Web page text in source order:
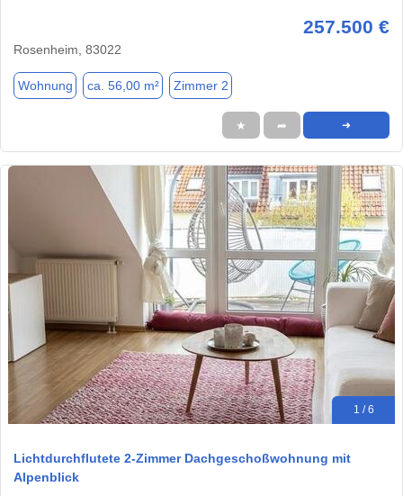
257.500 €
Rosenheim, 83022
Wohnung ca. 56,00 m² Zimmer 2
★ ➦ ➜
1 / 6
Lichtdurchflutete 2-Zimmer Dachgeschoßwohnung mit
Alpenblick